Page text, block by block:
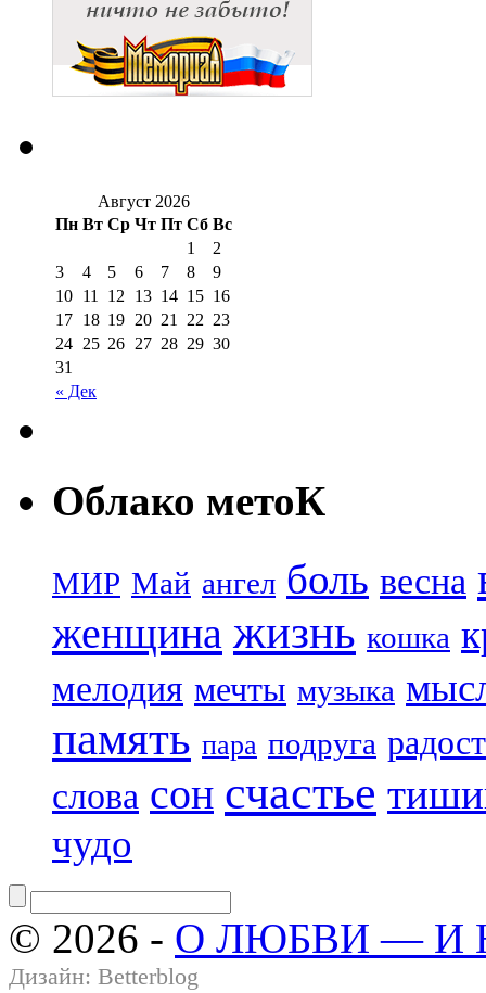
Август 2026
Пн Вт Ср Чт Пт Сб Вс
« Дек
1
2
3
4 5 6 7 8
9
10 11 12 13 14 15 16
17 18 19 20 21 22 23
24 25 26 27 28 29 30
31
Облако метоК
МИР Май ангел боль весна
женщина жизнь кошка
мелодия мечты музыка
память пара подруга
слова сон счастье
чудо
© 2026 - О ЛЮБВИ — И
Дизайн: Betterblog